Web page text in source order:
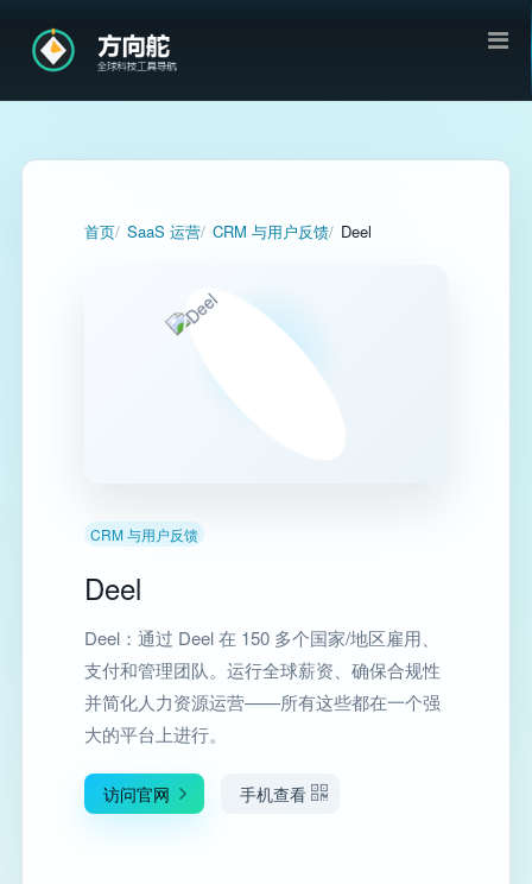
首页 SaaS 运营 CRM 与用户反馈 Deel
CRM 与用户反馈
Deel
Deel：通过 Deel 在 150 多个国家/地区雇用、
支付和管理团队。运行全球薪资、确保合规性
并简化人力资源运营——所有这些都在一个强
大的平台上进行。
访问官网 手机查看